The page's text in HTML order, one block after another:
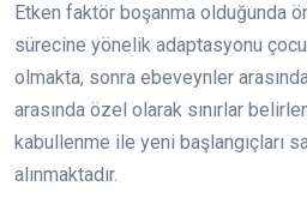
Etken faktör boşanma olduğunda
sürecine yönelik adaptasyonu
olmakta, sonra ebeveynler
arasında özel olarak sınırlar
kabullenme ile yeni başlangıçları
alınmaktadır.